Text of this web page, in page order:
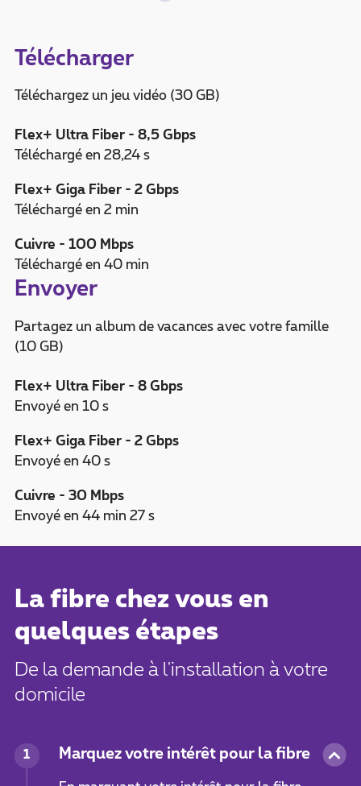
Télécharger
Téléchargez un jeu vidéo (30 GB)
Flex+ Ultra Fiber - 8,5 Gbps
Téléchargé en 28,24 s
Flex+ Giga Fiber - 2 Gbps
Téléchargé en 2 min
Cuivre - 100 Mbps
Téléchargé en 40 min
Envoyer
Partagez un album de vacances avec votre famille
(10 GB)
Flex+ Ultra Fiber - 8 Gbps
Envoyé en 10 s
Flex+ Giga Fiber - 2 Gbps
Envoyé en 40 s
Cuivre - 30 Mbps
Envoyé en 44 min 27 s
La fibre chez vous en
quelques étapes
De la demande à l'installation à votre
domicile
1 Marquez votre intérêt pour la fibre